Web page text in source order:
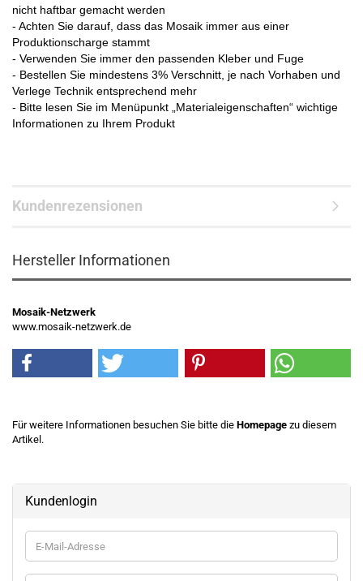
nicht haftbar gemacht werden
- Achten Sie darauf, dass das Mosaik immer aus einer
Produktionscharge stammt
- Verwenden Sie immer den passenden Kleber und Fuge
- Bestellen Sie mindestens 3% Verschnitt, je nach Vorhaben und
Verlege Technik entsprechend mehr
- Bitte lesen Sie im Menüpunkt „Materialeigenschaften“ wichtige
Informationen zu Ihrem Produkt
Kundenrezensionen
Hersteller Informationen
Mosaik-Netzwerk
www.mosaik-netzwerk.de
Für weitere Informationen besuchen Sie bitte die Homepage zu diesem
Artikel.
Kundenlogin
E-
Mail-
Adresse